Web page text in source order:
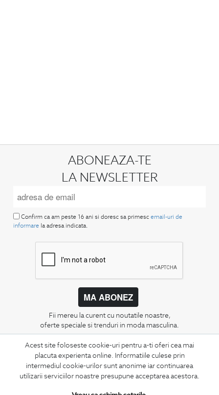
Acest site foloseste cookie-uri pentru a-ti oferi cea mai
placuta experienta online. Informatiile culese prin
intermediul cookie-urilor sunt anonime iar continuarea
utilizarii serviciilor noastre presupune acceptarea acestora.
ABONEAZA-TE
LA NEWSLETTER
Confirm ca am peste 16 ani si doresc sa primesc email-uri de
informare la adresa indicata.
MA ABONEZ
Fii mereu la curent cu noutatile noastre,
oferte speciale si trenduri in moda masculina.
CONCIERGE
Termeni si conditii
Schimburi si retur